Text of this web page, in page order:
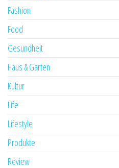
Fashion
Food
Gesundheit
Haus & Garten
Kultur
Life
Lifestyle
Produkte
Review